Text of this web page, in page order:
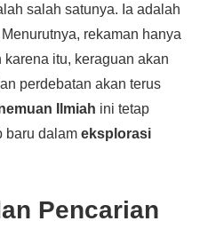
salah satunya. Ia adalah
rekaman hanya
itu, keraguan akan
perdebatan akan terus
Ilmiah ini tetap
baru dalam eksplorasi
Pencarian